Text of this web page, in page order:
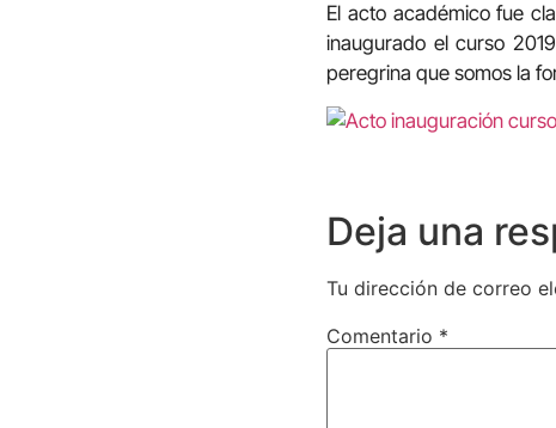
El acto académico fue
inaugurado el curso
peregrina que somos la
Deja una
Tu dirección de correo
Comentario *